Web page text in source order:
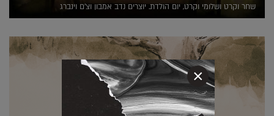
שחר וקרט ושלומי וקרט, יום הולדת. יוצרים נדב אמבון וצ'ם וינברג
×